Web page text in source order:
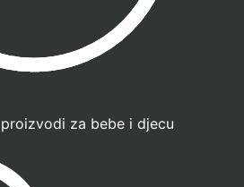
za bebe i djecu